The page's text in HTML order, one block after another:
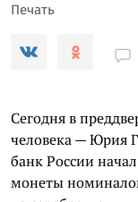
Печать
Сегодня в
человека — Юрия
банк России
монеты